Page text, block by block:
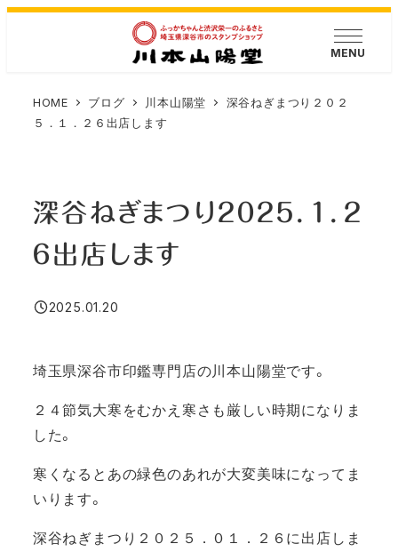
MENU
HOME ブログ 川本山陽堂
深谷ねぎまつり２０２
５．１．２６出店します
深谷ねぎまつり２０２５．１．２
６出店します
投稿日
2025.01.20
埼玉県深谷市印鑑専門店の川本山陽堂です。
２４節気大寒をむかえ寒さも厳しい時期になりま
した。
寒くなるとあの緑色のあれが大変美味になってま
いります。
深谷ねぎまつり２０２５．０１．２６に出店しま